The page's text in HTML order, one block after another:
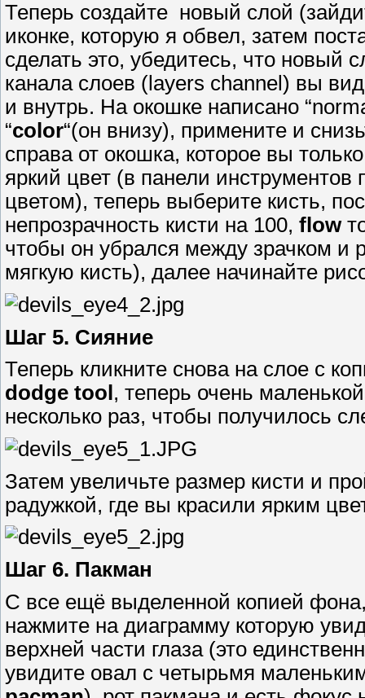
Теперь создайте новый слой
иконке, которую я обвел, затем
сделать это, убедитесь, что новый
канала слоев (layers channel) вы
и внутрь. На окошке написано
“color“(он внизу), примените и
справа от окошка, которое вы
яркий цвет (в панели инструментов
цветом), теперь выберите кисть,
непрозрачность кисти на 100, flow
чтобы он убрался между зрачком и
мягкую кисть), далее начинайте
Шаг 5. Сияние
Теперь кликните снова на слое с
dodge tool , теперь очень
несколько раз, чтобы получилось
Затем увеличьте размер кисти и
радужкой, где вы красили ярким
Шаг 6. Пакман
С все ещё выделенной копией фона,
нажмите на диаграмму которую
верхней части глаза (это
увидите овал с четырьмя